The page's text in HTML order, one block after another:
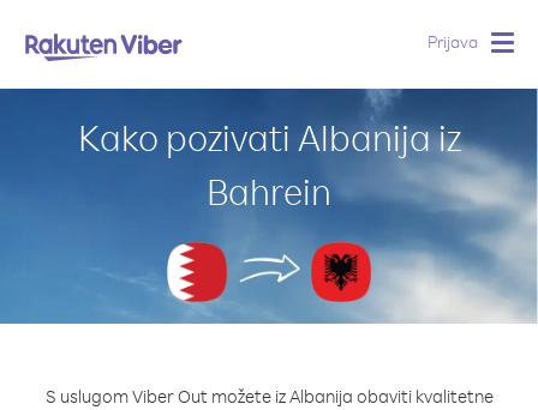
Prijava
Kako pozivati Albanija iz
Bahrein
S uslugom Viber Out možete iz Albanija obaviti kvalitetne